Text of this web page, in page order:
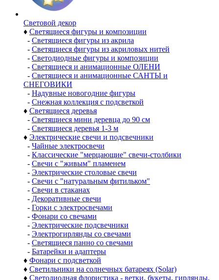
Световой декор
♦ Светящиеся фигуры и композиции
- Светящиеся фигуры из акрила
- Светящиеся фигуры из акриловых нитей
- Светодиодные фигуры и композиции
- Светящиеся и анимационные ОЛЕНИ
- Светящиеся и анимационные САНТЫ и
СНЕГОВИКИ
- Надувные новогодние фигуры
- Снежная коллекция с подсветкой
♦ Светящиеся деревья
- Светящиеся мини деревца до 90 см
- Светящиеся деревья 1-3 м
♦ Электрические свечи и подсвечники
- Чайные электросвечи
- Классические "мерцающие" свечи-столбики
- Свечи с "живым" пламенем
- Электрические столовые свечи
- Свечи с "натуральным фитильком"
- Свечи в стаканах
- Декоративные свечи
- Горки с электросвечами
- Фонари со свечами
- Электрические подсвечники
- Электрогирлянды со свечами
- Светящиеся панно со свечами
- Батарейки и адаптеры
♦ Фонари с подсветкой
♦ Светильники на солнечных батареях (Solar)
♦ Светодиодная флористика - ветки, букеты, гирлянды,